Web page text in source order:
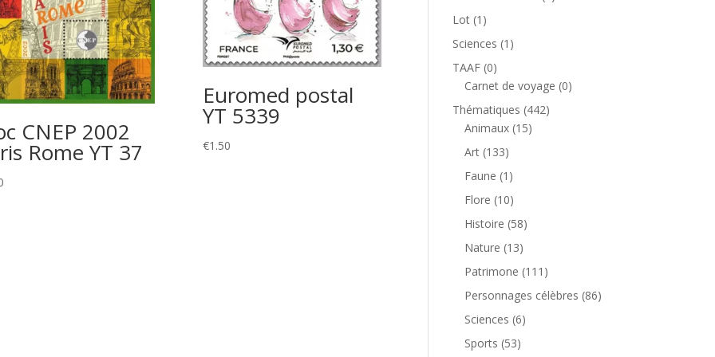
CNEP 2002
Rome YT 37
Euromed postal
YT 5339
€1.50
Lot 1 1
produit
Sciences 1 1
TAAF 00
produit
Carnet de voyage 00
Thématiques 442442
Animaux 1515
Art 133133
produits
Faune 1 1
produit
Flore 1010
produits
Histoire 5858
Nature 1313
produits
Patrimone 111 111
produits
Personnages célèbres 8686
Sciences 66
Sports 5353